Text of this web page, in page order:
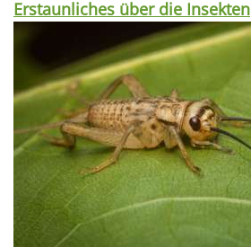
Erstaunliches über die Insekten